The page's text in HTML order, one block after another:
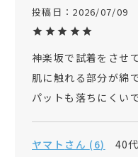
投稿日 2026/07/09
神楽坂で試着をさせ
肌に触れる部分が綿
パットも落ちにくいで
ヤマト 6 40代